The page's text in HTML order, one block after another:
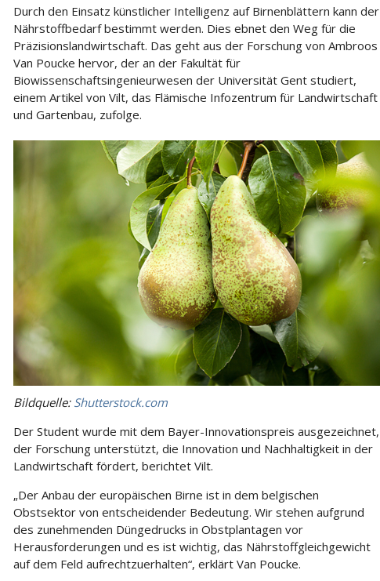
Durch den Einsatz künstlicher Intelligenz auf Birnenblättern kann der
Nährstoffbedarf bestimmt werden. Dies ebnet den Weg für die
Präzisionslandwirtschaft. Das geht aus der Forschung von Ambroos
Van Poucke hervor, der an der Fakultät für
Biowissenschaftsingenieurwesen der Universität Gent studiert,
einem Artikel von Vilt, das Flämische Infozentrum für Landwirtschaft
und Gartenbau, zufolge.
Bildquelle: Shutterstock.com
Der Student wurde mit dem Bayer-Innovationspreis ausgezeichnet,
der Forschung unterstützt, die Innovation und Nachhaltigkeit in der
Landwirtschaft fördert, berichtet Vilt.
„Der Anbau der europäischen Birne ist in dem belgischen
Obstsektor von entscheidender Bedeutung. Wir stehen aufgrund
des zunehmenden Düngedrucks in Obstplantagen vor
Herausforderungen und es ist wichtig, das Nährstoffgleichgewicht
auf dem Feld aufrechtzuerhalten“, erklärt Van Poucke.